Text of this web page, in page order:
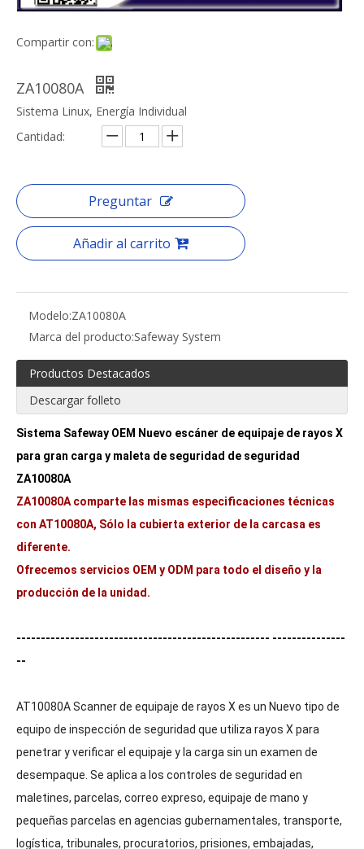
Compartir con:
ZA10080A
Sistema Linux, Energía Individual
Cantidad:
Preguntar
Añadir al carrito
Modelo:ZA10080A
Marca del producto:Safeway System
Productos Destacados
Descargar folleto
Sistema Safeway OEM Nuevo escáner de equipaje de rayos X
para gran carga y maleta de seguridad de seguridad
ZA10080A
ZA10080A comparte las mismas especificaciones técnicas
con AT10080A, Sólo la cubierta exterior de la carcasa es
diferente.
Ofrecemos servicios OEM y ODM para todo el diseño y la
producción de la unidad.
---------------------------------------------------- ---------------
--
AT10080A Scanner de equipaje de rayos X es un Nuevo tipo de
equipo de inspección de seguridad que utiliza rayos X para
penetrar y verificar el equipaje y la carga sin un examen de
desempaque. Se aplica a los controles de seguridad en
maletines, parcelas, correo expreso, equipaje de mano y
pequeñas parcelas en agencias gubernamentales, transporte,
logística, tribunales, procuratorios, prisiones, embajadas,